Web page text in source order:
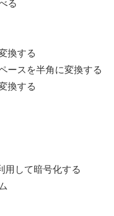
る
換する
スを半角に変換する
換する
して暗号化する